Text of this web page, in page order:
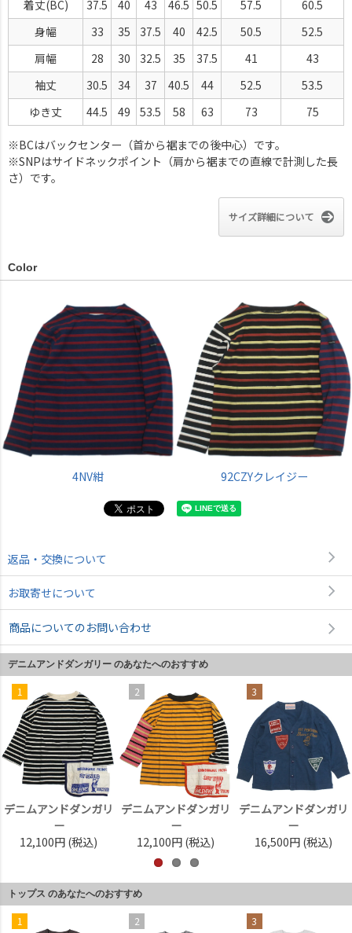
着丈(BC) 37.5 40 43 46.5 50.5 57.5
60.5
身幅
33 35 37.5 40 42.5 50.5
52.5
肩幅
28 30 32.5 35 37.5 41
43
袖丈
30.5 34 37 40.5 44 52.5
53.5
ゆき丈
44.5 49 53.5 58 63 73 75
※BCはバックセンター（首から裾までの後中心）です。
※SNPはサイドネックポイント（肩から裾までの直線で計測した長
さ）です。
サイズ詳細について
Color
4NV紺 92CZYクレイジー
返品・交換について
お取寄せについて
商品についてのお問い合わせ
デニムアンドダンガリー のあなたへのおすすめ
1
デニムアンドダンガリ
ー
12,100円 (税込)
2
デニムアンドダンガリ
ー
12,100円 (税込)
3
デニムアンドダンガリ
ー
16,500円 (税込)
トップス のあなたへのおすすめ
1 2 3